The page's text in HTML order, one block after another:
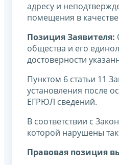
адресу и
помещения в
Позиция Заявителя:
общества и его
достоверности
Пунктом 6 статьи 11
установления после
ЕГРЮЛ сведений.
В соответствии с
которой нарушены
Правовая позиция